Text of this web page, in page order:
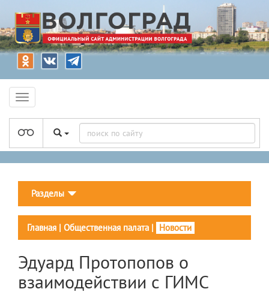
Разделы
Главная | Общественная палата | Новости
Эдуард Протопопов о
взаимодействии с ГИМС